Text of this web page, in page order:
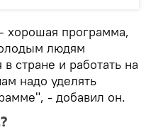
хорошая программа,
людям
стране и работать на
надо уделять
- добавил он.